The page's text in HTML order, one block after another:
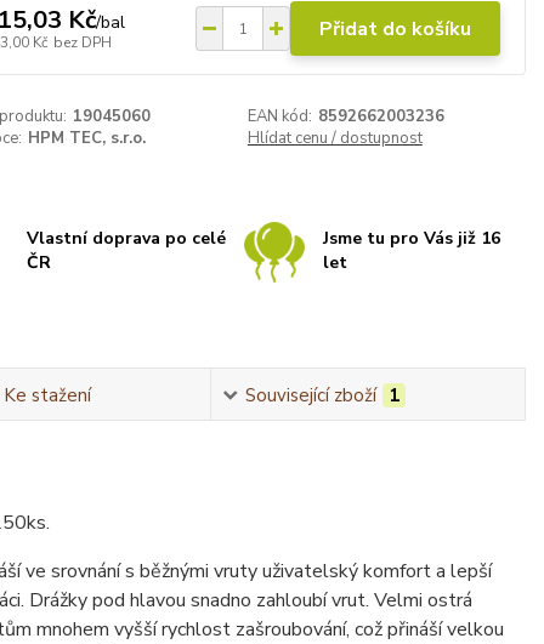
Kč/bal
Kč bez DPH Přidat do košíku
19045060 EAN kód: 8592662003236
HPM TEC, s.r.o. Hlídat cenu / dostupnost
Vlastní doprava po celé
ČR
Jsme tu pro Vás již 16
let
Ke stažení Související zboží 1
ve srovnání s běžnými vruty uživatelský komfort a lepší
Drážky pod hlavou snadno zahloubí vrut. Velmi ostrá
mnohem vyšší rychlost zašroubování, což přináší velkou